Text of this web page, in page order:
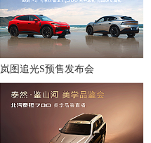
岚图追光S预售发布会